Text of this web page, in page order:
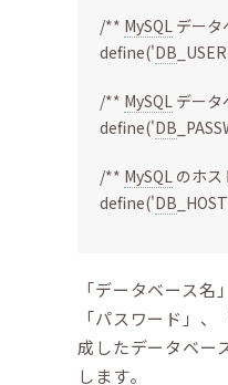
/** MySQL データ
define('DB
/** MySQL データ
define('DB
/** MySQL のホ
define('DB
「データベース名
「パスワード」
成したデータベー
します。